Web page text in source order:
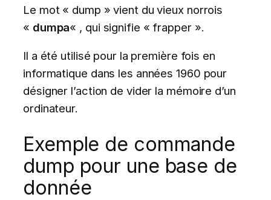
Le mot « dump » vient du vieux norrois
« dumpa« , qui signifie « frapper ».
Il a été utilisé pour la première fois en
informatique dans les années 1960 pour
désigner l’action de vider la mémoire d’un
ordinateur.
Exemple de commande
dump pour une base de
donnée